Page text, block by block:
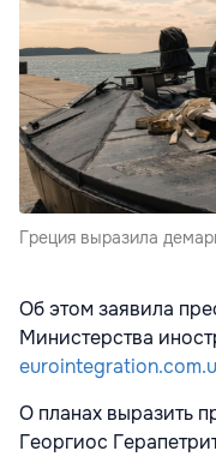
Греция выразила
Об этом заявила
Министерства
О планах выразить
Георгиос